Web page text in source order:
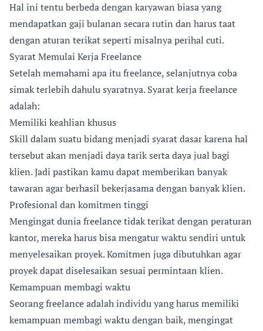
Hal ini tentu berbeda dengan karyawan biasa yang
mendapatkan gaji bulanan secara rutin dan harus taat
dengan aturan terikat seperti misalnya perihal cuti.
Syarat Memulai Kerja Freelance
Setelah memahami apa itu freelance, selanjutnya coba
simak terlebih dahulu syaratnya. Syarat kerja freelance
adalah:
Memiliki keahlian khusus
Skill dalam suatu bidang menjadi syarat dasar karena hal
tersebut akan menjadi daya tarik serta daya jual bagi
klien. Jadi pastikan kamu dapat memberikan banyak
tawaran agar berhasil bekerjasama dengan banyak klien.
Profesional dan komitmen tinggi
Mengingat dunia freelance tidak terikat dengan peraturan
kantor, mereka harus bisa mengatur waktu sendiri untuk
menyelesaikan proyek. Komitmen juga dibutuhkan agar
proyek dapat diselesaikan sesuai permintaan klien.
Kemampuan membagi waktu
Seorang freelance adalah individu yang harus memiliki
kemampuan membagi waktu dengan baik, mengingat